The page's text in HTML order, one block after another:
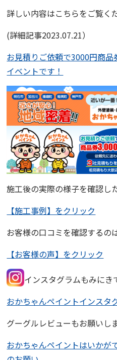
詳しい内容はこちらをご覧く
(詳細記事2023.07.21）
お見積りご依頼で3000円商
イベントです！
施工後の実際の様子を確認し
【施工事例】をクリック
お客様の口コミを確認するの
【お客様の声】をクリック
インスタグラムもみにき
おかちゃんペイントインスタ
グーグルレビューもお願いし
おかちゃんペイントはいかが